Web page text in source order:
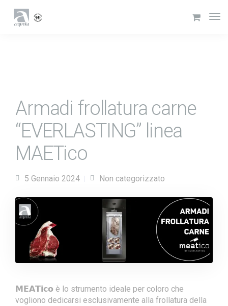
Armadi frollatura carne
“EVERLASTING” linea
MAETico
5 Gennaio 2024 Non categorizzato
𝗠𝗘𝗔𝗧𝗶𝗰𝗼 è lo strumento ideale per coloro che
vogliono dedicarsi esclusivamente alla frollatura della